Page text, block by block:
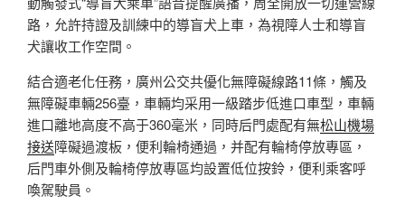
路，允許持證及訓練中的導盲犬上車，為視障人士和導盲
犬讓收工作空間。
結合適老化任務，廣州公交共優化無障礙線路11條，觸及
無障礙車輛256臺，車輛均采用一級踏步低進口車型，車輛
進口離地高度不高于360毫米，同時后門處配有無松山機場
接送障礙過渡板，便利輪椅通過，并配有輪椅停放專區，
后門車外側及輪椅停放專區均設置低位按鈴，便利乘客呼
喚駕駛員。